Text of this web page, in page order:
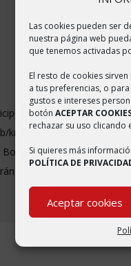
Las cookies pueden ser
nuestra página web
que tenemos activadas
El resto de cookies
a tus preferencias, o
gustos e intereses
botón ACEPTAR
rechazar su uso clicando
Si quieres más
POLÍTICA DE
Aceptar cookies
de España, en la
km². Bulbuente ha
en otro de 1247
Marín Ramos en su